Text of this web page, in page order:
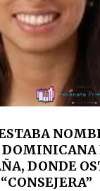
DOMINICANA
DONDE